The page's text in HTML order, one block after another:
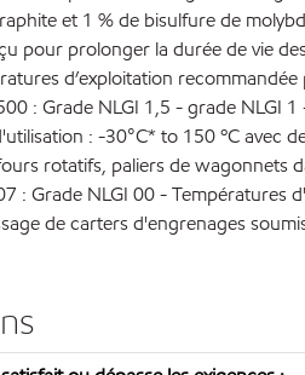
et 1 % de bisulfure de
pour prolonger la durée de vie
d’exploitation
: Grade NLGI 1,5 - grade NLGI
: -30°C* to 150 ºC avec
rotatifs, paliers de wagonnets
: Grade NLGI 00 - Températures
de carters d'engrenages